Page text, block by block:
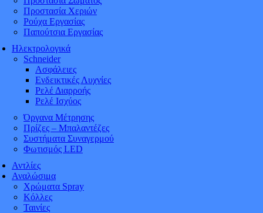
Προστασία Χεριών
Ρούχα Εργασίας
Παπούτσια Εργασίας
Ηλεκτρολογικά
Schneider
Ασφάλειες
Ενδεικτικές Λυχνίες
Ρελέ Διαρροής
Ρελέ Ισχύος
Όργανα Μέτρησης
Πρίζες – Μπαλαντέζες
Συστήματα Συναγερμού
Φωτισμός LED
Αντλίες
Αναλώσιμα
Χρώματα Spray
Κόλλες
Ταινίες